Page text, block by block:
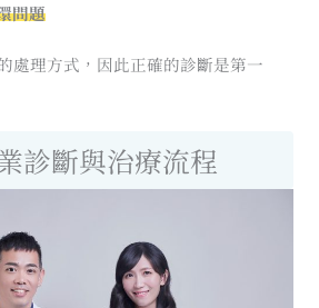
問題
處理方式，因此正確的診斷是第一
診斷與治療流程